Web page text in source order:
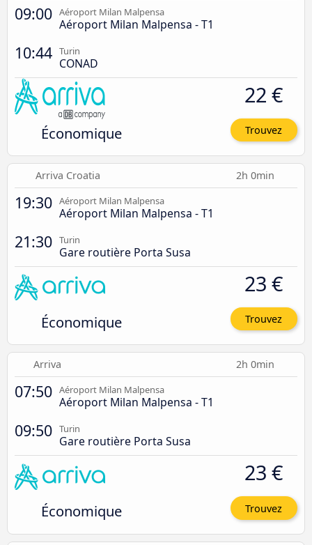
09:00 Aéroport Milan Malpensa
Aéroport Milan Malpensa - T1
10:44 Turin
CONAD
Économique
22 €
Trouvez
Arriva Croatia 2h 0min
19:30 Aéroport Milan Malpensa
Aéroport Milan Malpensa - T1
21:30 Turin
Gare routière Porta Susa
Économique
23 €
Trouvez
Arriva 2h 0min
07:50 Aéroport Milan Malpensa
Aéroport Milan Malpensa - T1
09:50 Turin
Gare routière Porta Susa
Économique
23 €
Trouvez